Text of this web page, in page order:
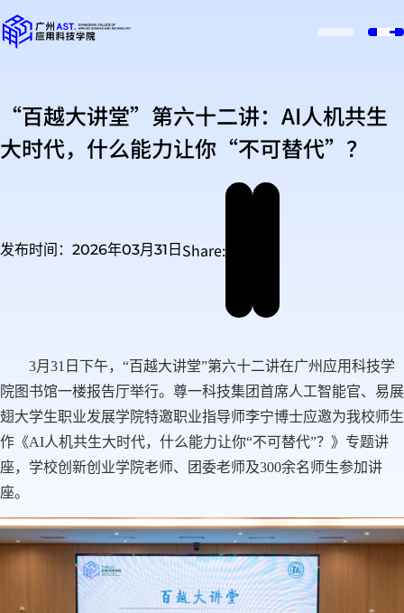
“百越大讲堂”第六十二讲：AI人机共生
大时代，什么能力让你“不可替代”？
发布时间：2026年03月31日 Share:
3月31日下午，“百越大讲堂”第六十二讲在广州应用科技学
院图书馆一楼报告厅举行。尊一科技集团首席人工智能官、易展
翅大学生职业发展学院特邀职业指导师李宁博士应邀为我校师生
作《AI人机共生大时代，什么能力让你“不可替代”？》专题讲
座，学校创新创业学院老师、团委老师及300余名师生参加讲
座。